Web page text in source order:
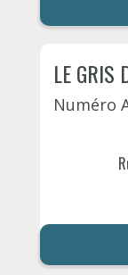
LE GRIS
Numéro